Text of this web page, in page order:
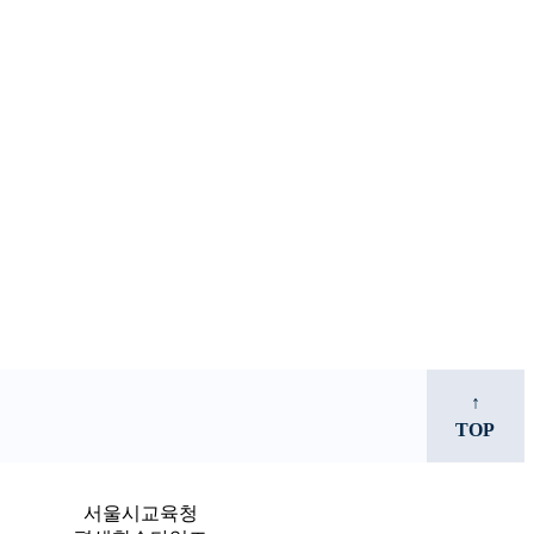
↑
TOP
서울시교육청